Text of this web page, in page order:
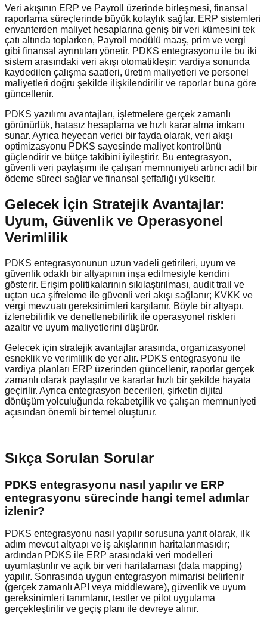
Veri akışının ERP ve Payroll üzerinde birleşmesi, finansal
raporlama süreçlerinde büyük kolaylık sağlar. ERP sistemleri
envanterden maliyet hesaplarına geniş bir veri kümesini tek
çatı altında toplarken, Payroll modülü maaş, prim ve vergi
gibi finansal ayrıntıları yönetir. PDKS entegrasyonu ile bu iki
sistem arasındaki veri akışı otomatikleşir; vardiya sonunda
kaydedilen çalışma saatleri, üretim maliyetleri ve personel
maliyetleri doğru şekilde ilişkilendirilir ve raporlar buna göre
güncellenir.
PDKS yazılımı avantajları, işletmelere gerçek zamanlı
görünürlük, hatasız hesaplama ve hızlı karar alma imkanı
sunar. Ayrıca heyecan verici bir fayda olarak, veri akışı
optimizasyonu PDKS sayesinde maliyet kontrolünü
güçlendirir ve bütçe takibini iyileştirir. Bu entegrasyon,
güvenli veri paylaşımı ile çalışan memnuniyeti artırıcı adil bir
ödeme süreci sağlar ve finansal şeffaflığı yükseltir.
Gelecek İçin Stratejik Avantajlar:
Uyum, Güvenlik ve Operasyonel
Verimlilik
PDKS entegrasyonunun uzun vadeli getirileri, uyum ve
güvenlik odaklı bir altyapının inşa edilmesiyle kendini
gösterir. Erişim politikalarının sıkılaştırılması, audit trail ve
uçtan uca şifreleme ile güvenli veri akışı sağlanır; KVKK ve
vergi mevzuatı gereksinimleri karşılanır. Böyle bir altyapı,
izlenebilirlik ve denetlenebilirlik ile operasyonel riskleri
azaltır ve uyum maliyetlerini düşürür.
Gelecek için stratejik avantajlar arasında, organizasyonel
esneklik ve verimlilik de yer alır. PDKS entegrasyonu ile
vardiya planları ERP üzerinden güncellenir, raporlar gerçek
zamanlı olarak paylaşılır ve kararlar hızlı bir şekilde hayata
geçirilir. Ayrıca entegrasyon becerileri, şirketin dijital
dönüşüm yolculuğunda rekabetçilik ve çalışan memnuniyeti
açısından önemli bir temel oluşturur.
Sıkça Sorulan Sorular
PDKS entegrasyonu nasıl yapılır ve ERP
entegrasyonu sürecinde hangi temel adımlar
izlenir?
PDKS entegrasyonu nasıl yapılır sorusuna yanıt olarak, ilk
adım mevcut altyapı ve iş akışlarının haritalanmasıdır;
ardından PDKS ile ERP arasındaki veri modelleri
uyumlaştırılır ve açık bir veri haritalaması (data mapping)
yapılır. Sonrasında uygun entegrasyon mimarisi belirlenir
(gerçek zamanlı API veya middleware), güvenlik ve uyum
gereksinimleri tanımlanır, testler ve pilot uygulama
gerçekleştirilir ve geçiş planı ile devreye alınır.